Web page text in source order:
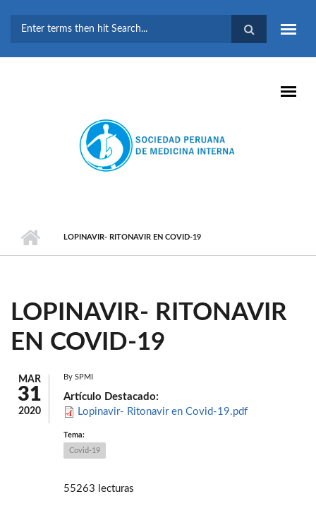
BÚSQUEDA
LOPINAVIR- RITONAVIR EN COVID-19
LOPINAVIR- RITONAVIR
EN COVID-19
MAR
31
2020
By SPMI
Artículo Destacado:
Lopinavir- Ritonavir en Covid-19.pdf
Tema:
Covid-19
55263 lecturas